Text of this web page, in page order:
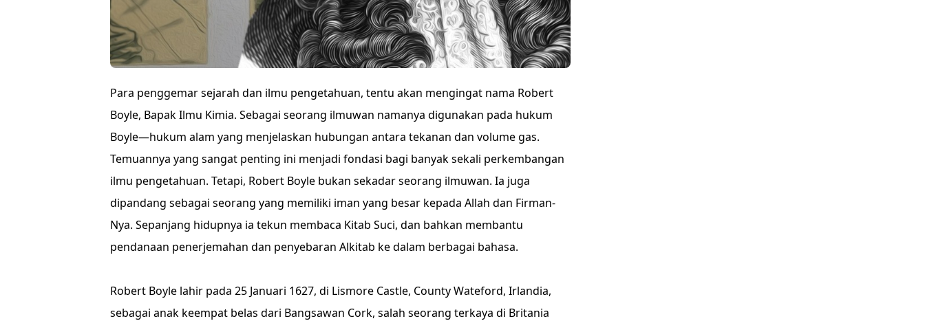
Para penggemar sejarah dan ilmu pengetahuan, tentu akan mengingat nama Robert
Boyle, Bapak Ilmu Kimia. Sebagai seorang ilmuwan namanya digunakan pada hukum
Boyle​—hukum alam yang menjelaskan hubungan antara tekanan dan volume gas.
Temuannya yang sangat penting ini menjadi fondasi bagi banyak sekali perkembangan
ilmu pengetahuan. Tetapi, Robert Boyle bukan sekadar seorang ilmuwan. Ia juga
dipandang sebagai seorang yang memiliki iman yang besar kepada Allah dan Firman-
Nya. Sepanjang hidupnya ia tekun membaca Kitab Suci, dan bahkan membantu
pendanaan penerjemahan dan penyebaran Alkitab ke dalam berbagai bahasa.
Robert Boyle lahir pada 25 Januari 1627, di Lismore Castle, County Wateford, Irlandia,
sebagai anak keempat belas dari Bangsawan Cork, salah seorang terkaya di Britania